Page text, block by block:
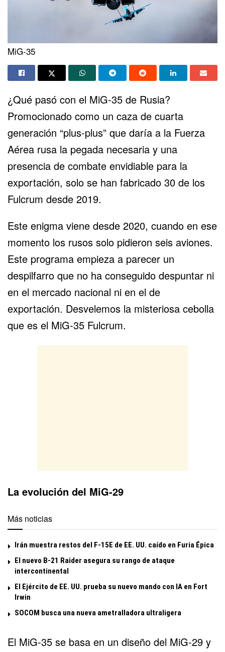
MiG-35
¿Qué pasó con el MiG-35 de Rusia?
Promocionado como un caza de cuarta
generación “plus-plus” que daría a la Fuerza
Aérea rusa la pegada necesaria y una
presencia de combate envidiable para la
exportación, solo se han fabricado 30 de los
Fulcrum desde 2019.
Este enigma viene desde 2020, cuando en ese
momento los rusos solo pidieron seis aviones.
Este programa empieza a parecer un
despilfarro que no ha conseguido despuntar ni
en el mercado nacional ni en el de
exportación. Desvelemos la misteriosa cebolla
que es el MiG-35 Fulcrum.
La evolución del MiG-29
Más noticias
Irán muestra restos del F-15E de EE. UU. caído en Furia Épica
El nuevo B-21 Raider asegura su rango de ataque
intercontinental
El Ejército de EE. UU. prueba su nuevo mando con IA en Fort
Irwin
SOCOM busca una nueva ametralladora ultraligera
El MiG-35 se basa en un diseño del MiG-29 y